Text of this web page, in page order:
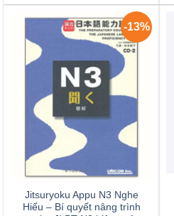
giá
70,000 ₫.là:
60,000 ₫.
-13%
Jitsuryoku Appu N3 Nghe
Hiểu – Bí quyết nâng trình